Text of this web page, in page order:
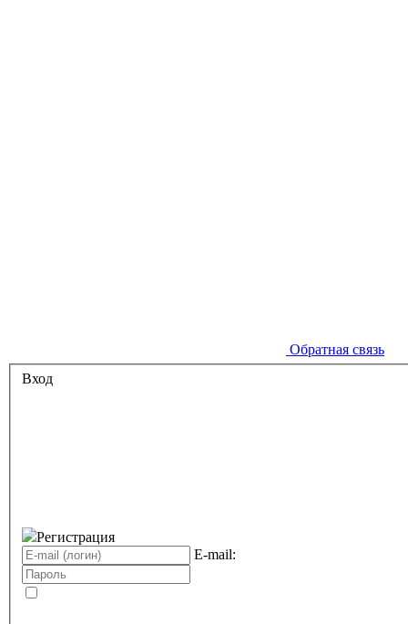
Обратная связь
Вход
Регистрация
E-mail: